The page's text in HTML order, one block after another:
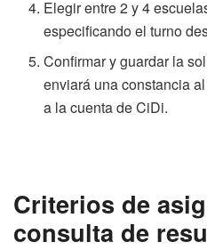
Elegir entre 2 y 4
especificando el turno
Confirmar y guardar la
enviará una constancia
a la cuenta de CiDi.
Criterios de
consulta de